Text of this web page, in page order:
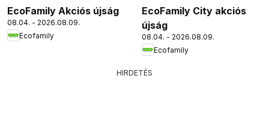
EcoFamily Akciós újság
08.04. - 2026.08.09.
Ecofamily
EcoFamily City akciós
újság
08.04. - 2026.08.09.
Ecofamily
HIRDETÉS